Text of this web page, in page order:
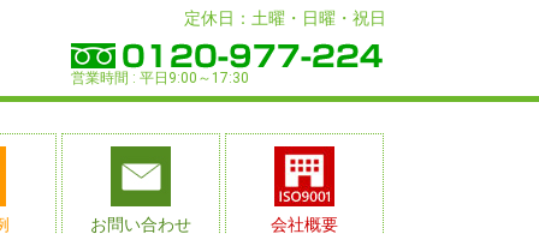
定休日：土曜・日曜・祝日
営業時間 : 平日9:00～17:30
お問い合わせ 会社概要